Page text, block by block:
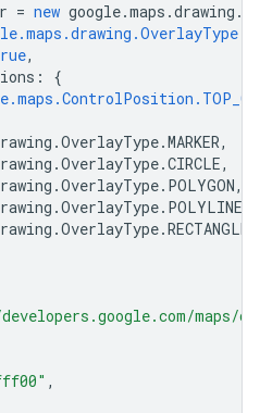
= new google.maps .drawing .
,
:
{
.OverlayType.MARKER,
.OverlayType.CIRCLE,
.OverlayType. POLYGON,
.OverlayType. POLYLINE
.OverlayType.RECTANGLE
maps/
,